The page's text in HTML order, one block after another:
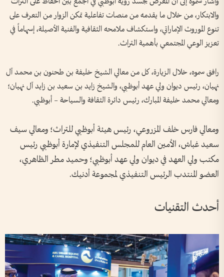
والابتكار، من خلال ما يقدمه من منصات تفاعلية تمكن الزوار من التعرف على
تنوع الموروث الإماراتي، واستكشاف ملامحه الثقافية والفنية الأصيلة، إسهاماً في
تعزيز الوعي المجتمعي بأهمية التراث.
رافق سموه، خلال الزيارة، كل من معالي الشيخ خليفة بن طحنون بن محمد آل
نهيان، رئيس ديوان ولي عهد أبوظبي، والشيخ زايد بن سعيد بن زايد آل نهيان؛
ومعالي محمد خليفة المبارك، رئيس دائرة الثقافة والسياحة – أبوظبي.
ومعالي فارس خلف المزروعي، رئيس هيئة أبوظبي للتراث؛ ومعالي سيف
سعيد غباش، الأمين العام للمجلس التنفيذي لإمارة أبوظبي رئيس
مكتب ولي العهد في ديوان ولي عهد أبوظبي؛ وحميد مطر الظاهري،
العضو المنتدب الرئيس التنفيذي لمجموعة أدنيك.
أحدث التقنيات